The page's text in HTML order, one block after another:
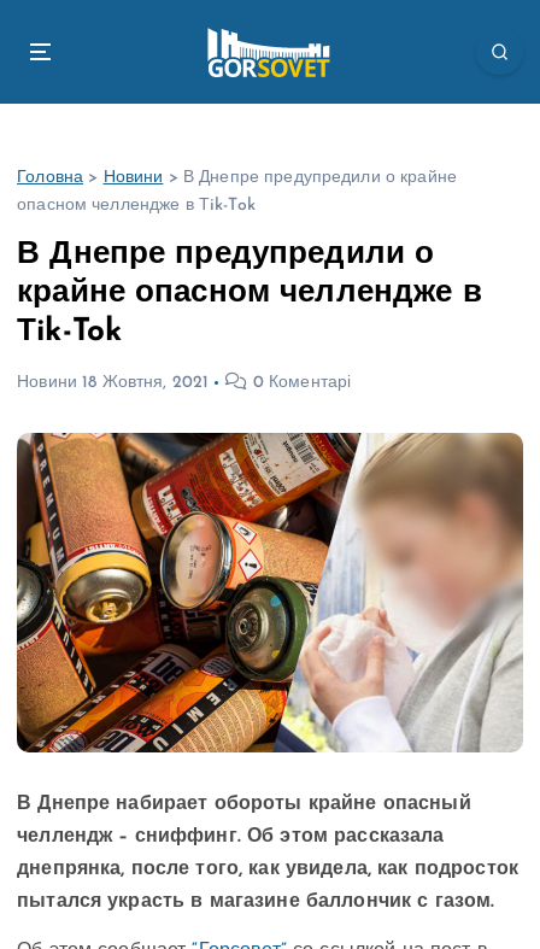
Головна > Новини > В Днепре предупредили о крайне
опасном челлендже в Тik-Tok
В Днепре предупредили о
крайне опасном челлендже в
Тik-Tok
Новини 18 Жовтня, 2021 0 Коментарі
В Днепре набирает обороты крайне опасный
челлендж – сниффинг. Об этом рассказала
днепрянка, после того, как увидела, как подросток
пытался украсть в магазине баллончик с газом.